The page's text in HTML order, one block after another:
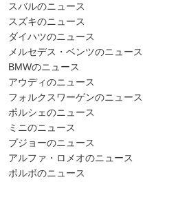
スバルのニュース
スズキのニュース
ダイハツのニュース
メルセデス・ベンツのニュース
BMWのニュース
アウディのニュース
フォルクスワーゲンのニュース
ポルシェのニュース
ミニのニュース
プジョーのニュース
アルファ・ロメオのニュース
ボルボのニュース